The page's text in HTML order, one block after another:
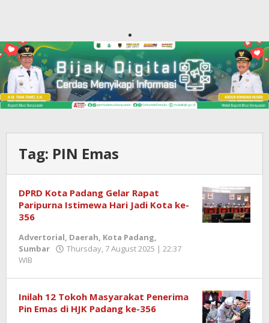
Tag: PIN Emas
DPRD Kota Padang Gelar Rapat
Paripurna Istimewa Hari Jadi Kota ke-
356
Advertorial, Daerah, Kota Padang,
Sumbar
Thursday, 7 August 2025 | 22:37
WIB
Inilah 12 Tokoh Masyarakat Penerima
Pin Emas di HJK Padang ke-356